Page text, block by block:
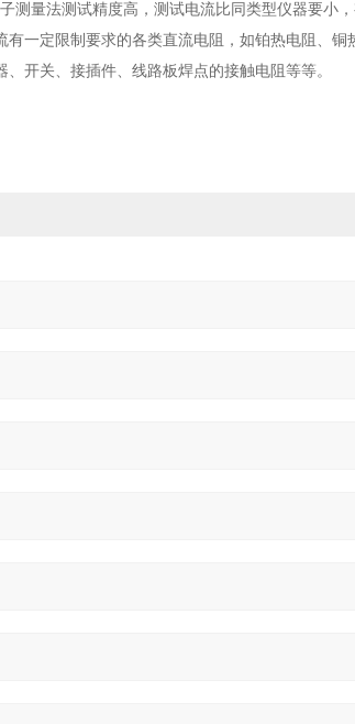
测量法测试精度高，测试电流比同类型仪器要小
一定限制要求的各类直流电阻，如铂热电阻、铜
开关、接插件、线路板焊点的接触电阻等等。